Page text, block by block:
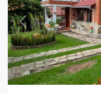
Previous